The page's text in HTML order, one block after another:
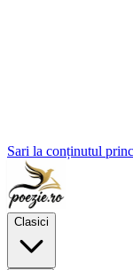
Sari la conținutul
Clasici